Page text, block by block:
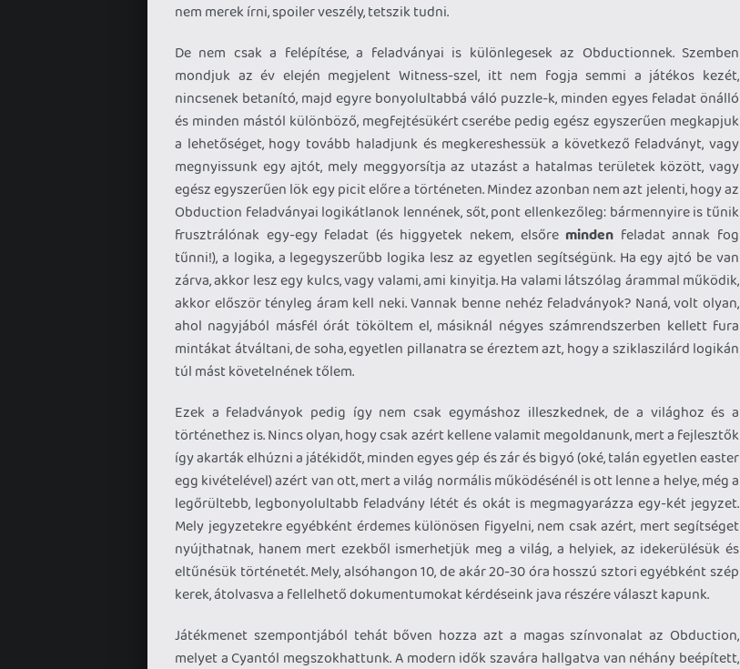
nem merek írni, spoiler veszély, tetszik tudni.
De nem csak a felépítése, a feladványai is különlegesek az Obductionnek. Szemben
mondjuk az év elején megjelent Witness-szel, itt nem fogja semmi a játékos kezét,
nincsenek betanító, majd egyre bonyolultabbá váló puzzle-k, minden egyes feladat önálló
és minden mástól különböző, megfejtésükért cserébe pedig egész egyszerűen megkapjuk
a lehetőséget, hogy tovább haladjunk és megkereshessük a következő feladványt, vagy
megnyissunk egy ajtót, mely meggyorsítja az utazást a hatalmas területek között, vagy
egész egyszerűen lök egy picit előre a történeten. Mindez azonban nem azt jelenti, hogy az
Obduction feladványai logikátlanok lennének, sőt, pont ellenkezőleg: bármennyire is tűnik
frusztrálónak egy-egy feladat (és higgyetek nekem, elsőre minden feladat annak fog
tűnni!), a logika, a legegyszerűbb logika lesz az egyetlen segítségünk. Ha egy ajtó be van
zárva, akkor lesz egy kulcs, vagy valami, ami kinyitja. Ha valami látszólag árammal működik,
akkor először tényleg áram kell neki. Vannak benne nehéz feladványok? Naná, volt olyan,
ahol nagyjából másfél órát tököltem el, másiknál négyes számrendszerben kellett fura
mintákat átváltani, de soha, egyetlen pillanatra se éreztem azt, hogy a sziklaszilárd logikán
túl mást követelnének tőlem.
Ezek a feladványok pedig így nem csak egymáshoz illeszkednek, de a világhoz és a
történethez is. Nincs olyan, hogy csak azért kellene valamit megoldanunk, mert a fejlesztők
így akarták elhúzni a játékidőt, minden egyes gép és zár és bigyó (oké, talán egyetlen easter
egg kivételével) azért van ott, mert a világ normális működésénél is ott lenne a helye, még a
legőrültebb, legbonyolultabb feladvány létét és okát is megmagyarázza egy-két jegyzet.
Mely jegyzetekre egyébként érdemes különösen figyelni, nem csak azért, mert segítséget
nyújthatnak, hanem mert ezekből ismerhetjük meg a világ, a helyiek, az idekerülésük és
eltűnésük történetét. Mely, alsóhangon 10, de akár 20-30 óra hosszú sztori egyébként szép
kerek, átolvasva a fellelhető dokumentumokat kérdéseink java részére választ kapunk.
Játékmenet szempontjából tehát bőven hozza azt a magas színvonalat az Obduction,
melyet a Cyantól megszokhattunk. A modern idők szavára hallgatva van néhány beépített,